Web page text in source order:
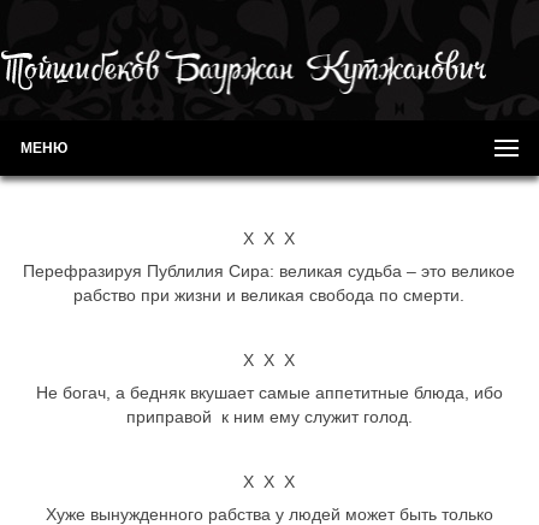
МЕНЮ
Х Х Х
Перефразируя Публилия Сира: великая судьба – это великое
рабство при жизни и великая свобода по смерти.
Х Х Х
Не богач, а бедняк вкушает самые аппетитные блюда, ибо
приправой к ним ему служит голод.
Х Х Х
Хуже вынужденного рабства у людей может быть только